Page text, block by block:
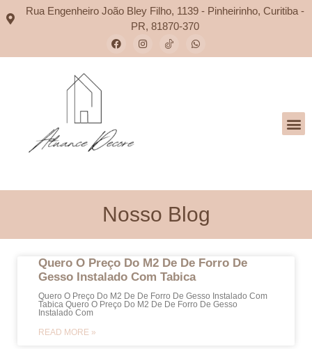
Rua Engenheiro João Bley Filho, 1139 - Pinheirinho, Curitiba -
PR, 81870-370
Nosso Blog
Quero O Preço Do M2 De De Forro De
Gesso Instalado Com Tabica
Quero O Preço Do M2 De De Forro De Gesso Instalado Com
Tabica Quero O Preço Do M2 De De Forro De Gesso
Instalado Com
READ MORE »